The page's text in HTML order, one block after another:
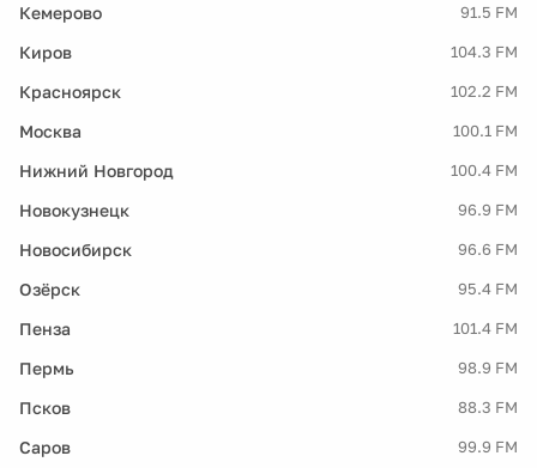
Кемерово 91.5 FM
Киров 104.3 FM
Красноярск 102.2 FM
Москва 100.1 FM
Нижний Новгород 100.4 FM
Новокузнецк 96.9 FM
Новосибирск 96.6 FM
Озёрск 95.4 FM
Пенза 101.4 FM
Пермь 98.9 FM
Псков 88.3 FM
Саров 99.9 FM